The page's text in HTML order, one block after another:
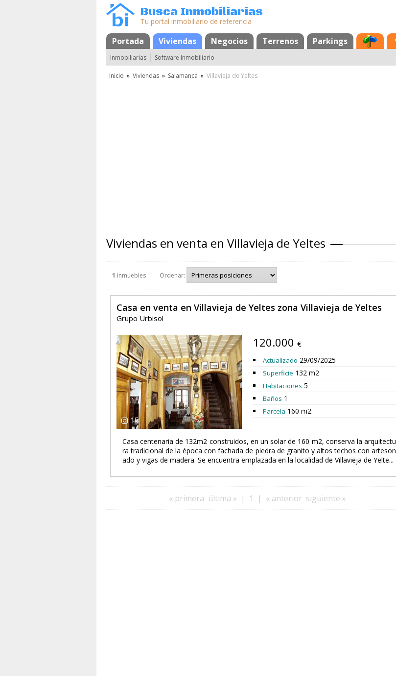
Busca Inmobiliarias
Tu portal inmobiliario de referencia
Portada Viviendas Negocios Terrenos Parkings
MapaFavoritos
Inmobiliarias Software Inmobiliario
Inicio » Viviendas » Salamanca » Villavieja de Yeltes
Viviendas en venta en Villavieja de Yeltes
1 inmuebles Ordenar:
Casa en venta en Villavieja de Yeltes zona Villavieja de Yeltes
Grupo Urbisol
15
120.000 €
Actualizado 29/09/2025
Superficie 132 m2
Habitaciones 5
Baños 1
Parcela 160 m2
Casa centenaria de 132m2 construidos, en un solar de 160 m2, conserva la arquitectu
ra tradicional de la época con fachada de piedra de granito y altos techos con arteson
ado y vigas de madera. Se encuentra emplazada en la localidad de Villavieja de Yelte...
« primera última » | 1 | « anterior siguiente »